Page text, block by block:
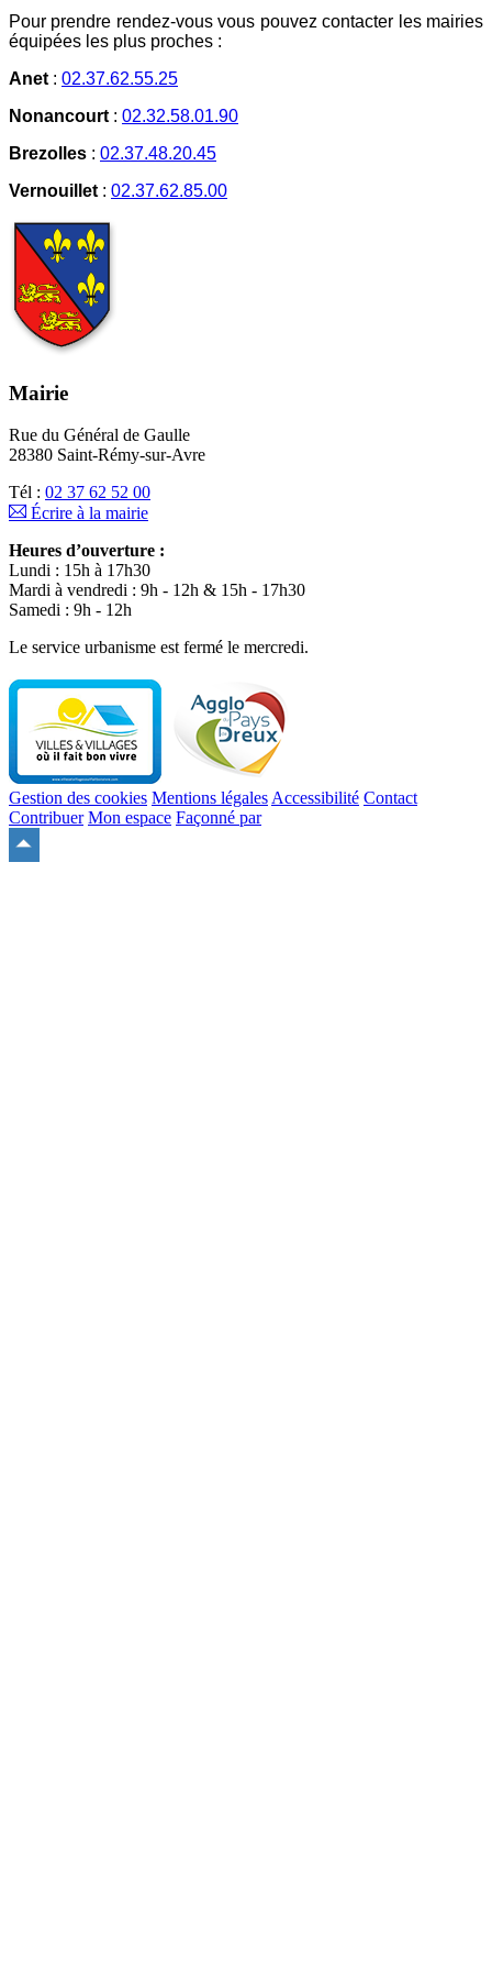
Pour prendre rendez-vous vous pouvez contacter les mairies
équipées les plus proches :
Anet : 02.37.62.55.25
Nonancourt : 02.32.58.01.90
Brezolles : 02.37.48.20.45
Vernouillet : 02.37.62.85.00
Mairie
Rue du Général de Gaulle
28380 Saint-Rémy-sur-Avre
Tél : 02 37 62 52 00
Écrire à la mairie
Heures d’ouverture :
Lundi : 15h à 17h30
Mardi à vendredi : 9h - 12h & 15h - 17h30
Samedi : 9h - 12h
Le service urbanisme est fermé le mercredi.
Gestion des cookies Mentions légales Accessibilité Contact
Contribuer Mon espace Façonné par